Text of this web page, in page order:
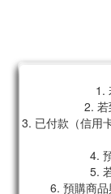
1.
2. 若
3. 已付款（信用
4.
5.
6. 預購商品